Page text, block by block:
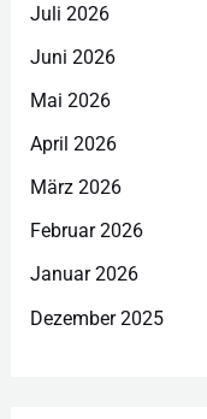
Juli 2026
Juni 2026
Mai 2026
April 2026
März 2026
Februar 2026
Januar 2026
Dezember 2025